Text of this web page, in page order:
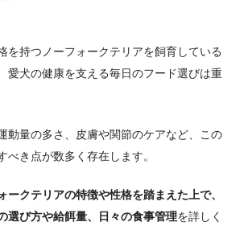
を持つノーフォークテリアを飼育している
愛犬の健康を支える毎日のフード選びは重
動量の多さ、皮膚や関節のケアなど、この
べき点が数多く存在します。
ークテリアの特徴や性格を踏まえた上で、
選び方や給餌量、日々の食事管理を詳しく